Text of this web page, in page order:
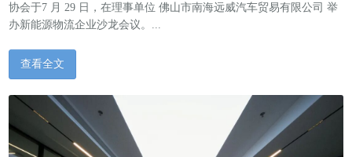
协会于7 月 29 日，在理事单位 佛山市南海远威汽车贸易有限公司 举
办新能源物流企业沙龙会议。...
查看全文